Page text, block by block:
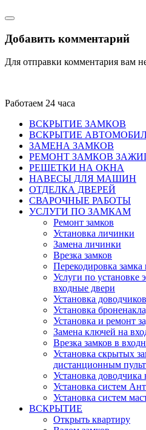
Добавить комментарий
Для отправки комментария вам
Работаем 24 часа
ВСКРЫТИЕ ЗАМКОВ
ВСКРЫТИЕ
ЗАМЕНА ЗАМКОВ
РЕМОНТ ЗАМКОВ
РЕШЕТКИ НА ОКНА
НАВЕСЫ ДЛЯ МАШИН
ОТДЕЛКА ДВЕРЕЙ
СВАРОЧНЫЕ РАБОТЫ
УСЛУГИ ПО ЗАМКАМ
Ремонт замков
Установка личинки
Замена личинки
Врезка замков
Перекодировка замка
Услуги по установке
входные двери
Установка доводчиков
Установка
Установка и ремонт
Замена ключей на
Врезка замков в
Установка скрытых
дистанционным
Установка доводчика
Установка систем
Установка систем
ВСКРЫТИЕ
Открыть квартиру